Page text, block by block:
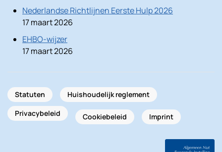
Nederlandse Richtlijnen Eerste Hulp 2026
17 maart 2026
EHBO-wijzer
17 maart 2026
Statuten
Huishoudelijk reglement
Privacybeleid
Cookiebeleid Imprint